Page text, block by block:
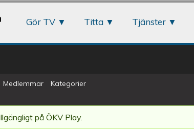
Gör TV Titta Tjänster
Medlemmar Kategorier
på ÖKV Play.